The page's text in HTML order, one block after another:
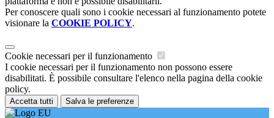
Per conoscere quali sono i cookie necessari al funzionamento potete
visionare la COOKIE POLICY.
Cookie necessari per il funzionamento
I cookie necessari per il funzionamento non possono essere
disabilitati. È possibile consultare l'elenco nella pagina della cookie
policy.
Accetta tutti Salva le preferenze